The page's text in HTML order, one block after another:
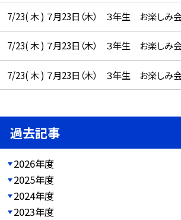
7/23( 木 ) ７月23日（木） ３年生 お楽しみ
7/23( 木 ) ７月23日（木） ３年生 お楽しみ
7/23( 木 ) ７月23日（木） ３年生 お楽しみ
過去記事
2026年度
2025年度
2024年度
2023年度